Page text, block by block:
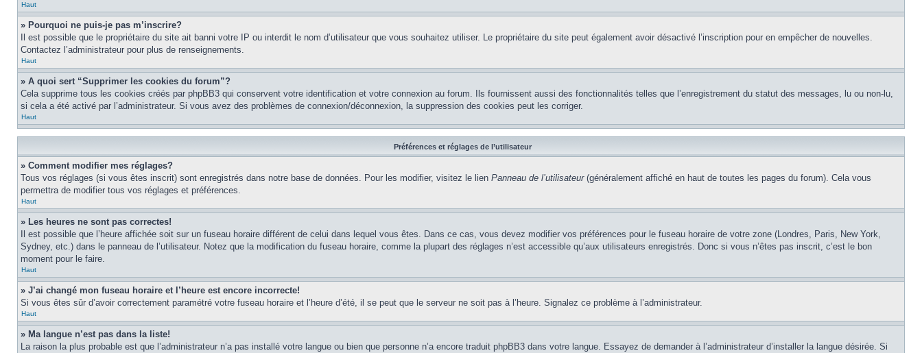
Haut
» Pourquoi ne puis-je pas m’inscrire?
Il est possible que le propriétaire du site ait banni votre IP ou interdit le nom d’utilisateur que vous souhaitez utiliser. Le propriétaire du site peut également avoir désactivé l’inscription pour en empêcher de nouvelles.
Contactez l’administrateur pour plus de renseignements.
Haut
» A quoi sert “Supprimer les cookies du forum”?
Cela supprime tous les cookies créés par phpBB3 qui conservent votre identification et votre connexion au forum. Ils fournissent aussi des fonctionnalités telles que l’enregistrement du statut des messages, lu ou non-lu,
si cela a été activé par l’administrateur. Si vous avez des problèmes de connexion/déconnexion, la suppression des cookies peut les corriger.
Haut
Préférences et réglages de l’utilisateur
» Comment modifier mes réglages?
Tous vos réglages (si vous êtes inscrit) sont enregistrés dans notre base de données. Pour les modifier, visitez le lien Panneau de l’utilisateur(généralement affiché en haut de toutes les pages du forum). Cela vous
permettra de modifier tous vos réglages et préférences.
Haut
» Les heures ne sont pas correctes!
Il est possible que l’heure affichée soit sur un fuseau horaire différent de celui dans lequel vous êtes. Dans ce cas, vous devez modifier vos préférences pour le fuseau horaire de votre zone (Londres, Paris, New York,
Sydney, etc.) dans le panneau de l’utilisateur. Notez que la modification du fuseau horaire, comme la plupart des réglages n’est accessible qu’aux utilisateurs enregistrés. Donc si vous n’êtes pas inscrit, c’est le bon
moment pour le faire.
Haut
» J’ai changé mon fuseau horaire et l’heure est encore incorrecte!
Si vous êtes sûr d’avoir correctement paramétré votre fuseau horaire et l’heure d’été, il se peut que le serveur ne soit pas à l’heure. Signalez ce problème à l’administrateur.
Haut
» Ma langue n’est pas dans la liste!
La raison la plus probable est que l’administrateur n’a pas installé votre langue ou bien que personne n’a encore traduit phpBB3 dans votre langue. Essayez de demander à l’administrateur d’installer la langue désirée. Si